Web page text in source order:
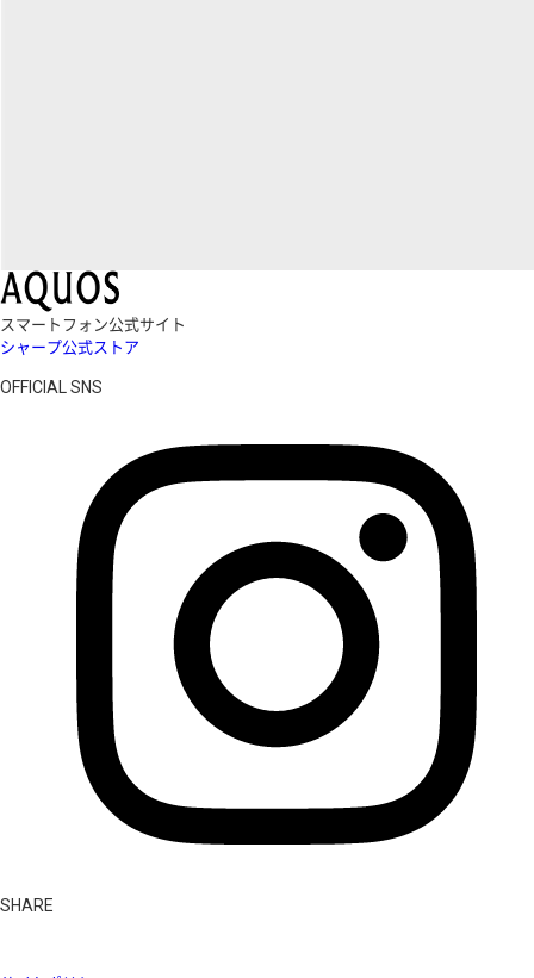
スマートフォン公式サイト
シャープ公式ストア
OFFICIAL SNS
SHARE